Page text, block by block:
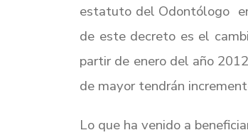
estatuto del Odontólogo
de este decreto es el
partir de enero del año
de mayor tendrán
Lo que ha venido a